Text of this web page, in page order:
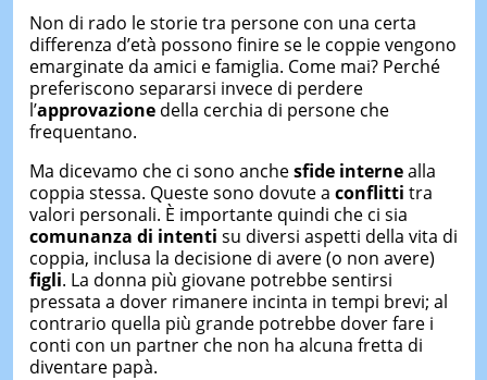
Non di rado le storie tra persone con una certa
differenza d’età possono finire se le coppie vengono
emarginate da amici e famiglia. Come mai? Perché
preferiscono separarsi invece di perdere
l’approvazione della cerchia di persone che
frequentano.
Ma dicevamo che ci sono anchesfide internealla
coppia stessa. Queste sono dovute a conflitti tra
valori personali. È importante quindi che ci sia
comunanza di intenti su diversi aspetti della vita di
coppia, inclusa la decisione di avere (o non avere)
figli. La donna più giovane potrebbe sentirsi
pressata a dover rimanere incinta in tempi brevi; al
contrario quella più grande potrebbe dover fare i
conti con un partner che non ha alcuna fretta di
diventare papà.